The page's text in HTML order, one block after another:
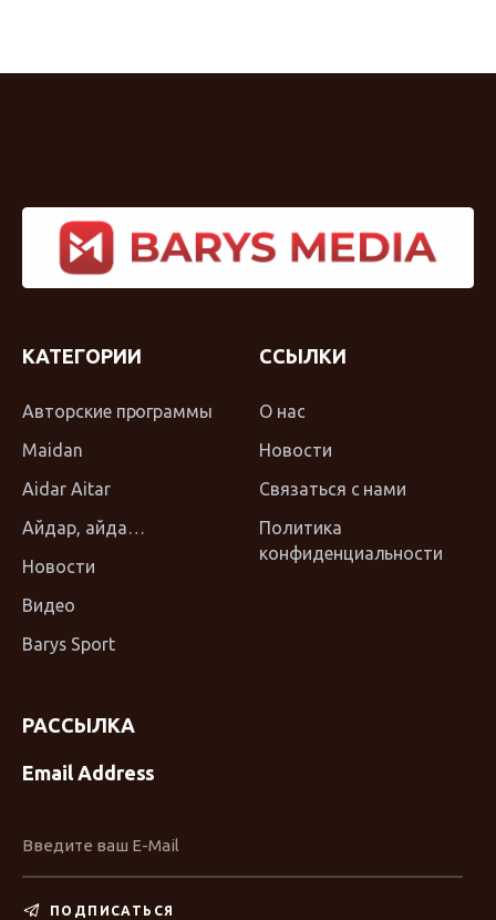
КАТЕГОРИИ
Авторские программы
Maidan
Aidar Aitar
Айдар, айда…
Новости
Видео
Barys Sport
ССЫЛКИ
О нас
Новости
Связаться с нами
Политика
конфиденциальности
РАССЫЛКА
Email Address
ПОДПИСАТЬСЯ